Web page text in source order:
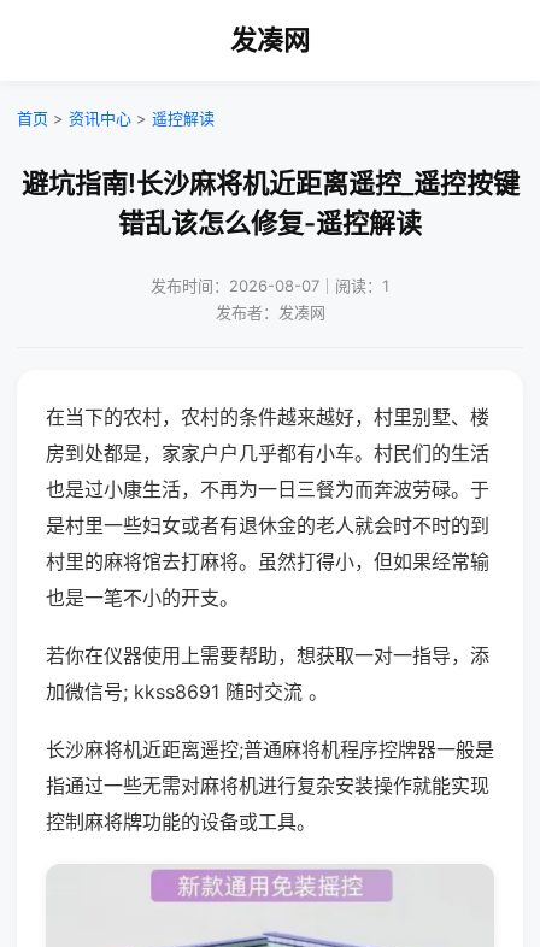
发凑网
首页 > 资讯中心 > 遥控解读
避坑指南!长沙麻将机近距离遥控_遥控按键
错乱该怎么修复-遥控解读
发布时间：2026-08-07｜阅读：1
发布者：发凑网
在当下的农村，农村的条件越来越好，村里别墅、楼
房到处都是，家家户户几乎都有小车。村民们的生活
也是过小康生活，不再为一日三餐为而奔波劳碌。于
是村里一些妇女或者有退休金的老人就会时不时的到
村里的麻将馆去打麻将。虽然打得小，但如果经常输
也是一笔不小的开支。
若你在仪器使用上需要帮助，想获取一对一指导，添
加微信号; kkss8691 随时交流 。
长沙麻将机近距离遥控;普通麻将机程序控牌器一般是
指通过一些无需对麻将机进行复杂安装操作就能实现
控制麻将牌功能的设备或工具。